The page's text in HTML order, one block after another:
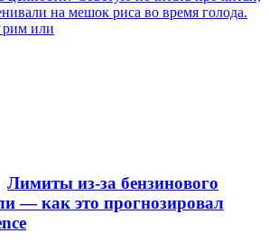
на мешок риса во время голода.
или
Лимиты из-за бензинового
— как это прогнозировал